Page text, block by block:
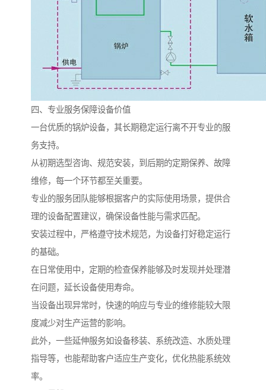
四、专业服务保障设备价值
一台优质的锅炉设备，其长期稳定运行离不开专业的服
务支持。
从初期选型咨询、规范安装，到后期的定期保养、故障
维修，每一个环节都至关重要。
专业的服务团队能够根据客户的实际使用场景，提供合
理的设备配置建议，确保设备性能与需求匹配。
安装过程中，严格遵守技术规范，为设备打好稳定运行
的基础。
在日常使用中，定期的检查保养能够及时发现并处理潜
在问题，延长设备使用寿命。
当设备出现异常时，快速的响应与专业的维修能较大限
度减少对生产运营的影响。
此外，一些延伸服务如设备移装、系统改造、水质处理
指导等，也能帮助客户适应生产变化，优化热能系统效
率。